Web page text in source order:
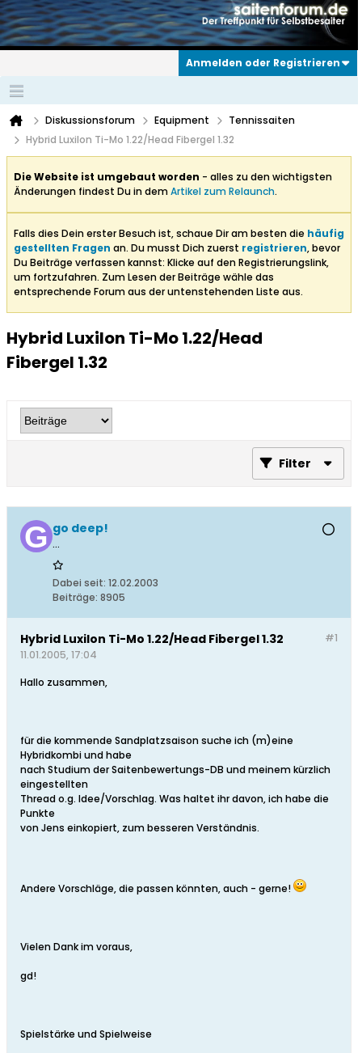
Anmelden oder Registrieren
Diskussionsforum Equipment
Tennissaiten
Hybrid Luxilon Ti-Mo 1.22/Head Fibergel 1.32
Die Website ist umgebaut worden - alles zu den wichtigsten
Änderungen findest Du in demArtikel zum Relaunch.
Falls dies Dein erster Besuch ist, schaue Dir am besten die häufig
gestellten Fragen an. Du musst Dich zuerst registrieren, bevor
Du Beiträge verfassen kannst: Klicke auf den Registrierungslink,
um fortzufahren. Zum Lesen der Beiträge wähle das
entsprechende Forum aus der untenstehenden Liste aus.
Hybrid Luxilon Ti-Mo 1.22/Head
Fibergel 1.32
Filter
go deep!
...
Dabei seit: 12.02.2003
Beiträge: 8905
#1
Hybrid Luxilon Ti-Mo 1.22/Head Fibergel 1.32
11.01.2005, 17:04
Hallo zusammen,
für die kommende Sandplatzsaison suche ich (m)eine
Hybridkombi und habe
nach Studium der Saitenbewertungs-DB und meinem kürzlich
eingestellten
Thread o.g. Idee/Vorschlag. Was haltet ihr davon, ich habe die
Punkte
von Jens einkopiert, zum besseren Verständnis.
Andere Vorschläge, die passen könnten, auch - gerne!
Vielen Dank im voraus,
gd!
Spielstärke und Spielweise